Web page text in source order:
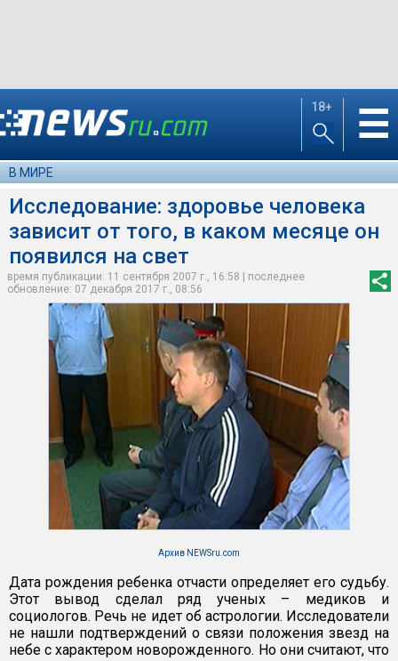
18+ ☰
В МИРЕ
Исследование: здоровье человека
зависит от того, в каком месяце он
появился на свет
время публикации: 11 сентября 2007 г., 16:58 | последнее
обновление: 07 декабря 2017 г., 08:56
Архив NEWSru.com
Дата рождения ребенка отчасти определяет его судьбу.
Этот вывод сделал ряд ученых – медиков и
социологов. Речь не идет об астрологии. Исследователи
не нашли подтверждений о связи положения звезд на
небе с характером новорожденного. Но они считают, что